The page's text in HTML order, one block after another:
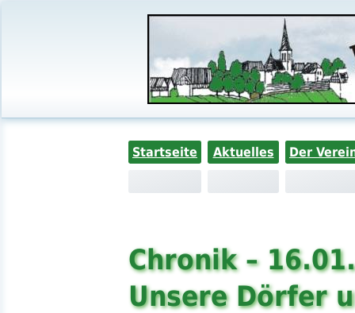
Startseite Aktuelles Der
Chronik –
Unsere Dörfer